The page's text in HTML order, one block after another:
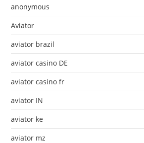
anonymous
Aviator
aviator brazil
aviator casino DE
aviator casino fr
aviator IN
aviator ke
aviator mz